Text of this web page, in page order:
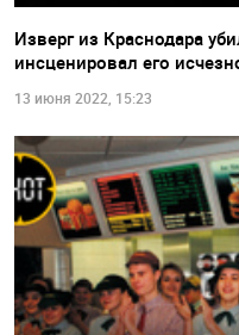
Изверг из Краснодара
инсценировал его
13 июня 2022, 15:23